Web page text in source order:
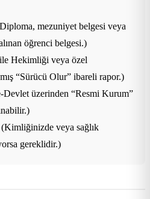
mezuniyet belgesi veya
öğrenci belgesi.)
Hekimliği veya özel
“Sürücü Olur” ibareli rapor.)
Devlet üzerinden “Resmi Kurum”
(Kimliğinizde veya sağlık
gereklidir.)